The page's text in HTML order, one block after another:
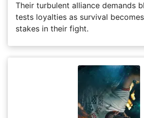
Their turbulent alliance demands
tests loyalties as survival
stakes in their fight.